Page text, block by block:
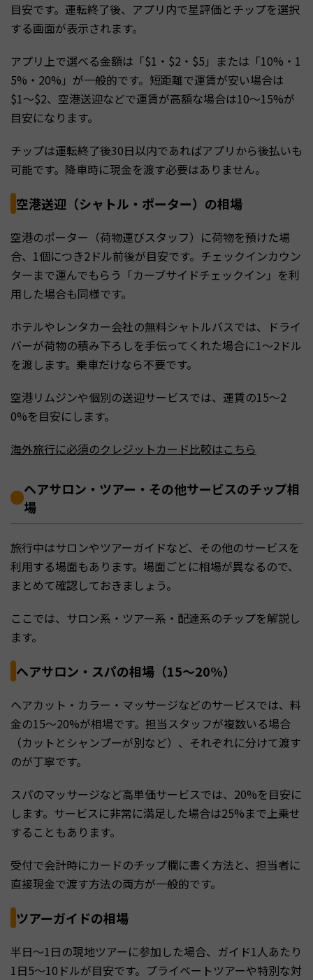
目安です。運転終了後、アプリ内で星評価とチップを選択
する画面が表示されます。
アプリ上で選べる金額は「$1・$2・$5」または「10%・1
5%・20%」が一般的です。短距離で運賃が安い場合は
$1〜$2、空港送迎などで運賃が高額な場合は10〜15%が
目安になります。
チップは運転終了後30日以内であればアプリから後払いも
可能です。降車時に現金を渡す必要はありません。
空港送迎（シャトル・ポーター）の相場
空港のポーター（荷物運びスタッフ）に荷物を預けた場
合、1個につき2ドル前後が目安です。チェックインカウン
ターまで運んでもらう「カーブサイドチェックイン」を利
用した場合も同様です。
ホテルやレンタカー会社の無料シャトルバスでは、ドライ
バーが荷物の積み下ろしを手伝ってくれた場合に1〜2ドル
を渡します。乗車だけなら不要です。
空港リムジンや個別の送迎サービスでは、運賃の15〜2
0%を目安にします。
海外旅行に必須のクレジットカード比較はこちら
ヘアサロン・ツアー・その他サービスのチップ相
場
旅行中はサロンやツアーガイドなど、その他のサービスを
利用する場面もあります。場面ごとに相場が異なるので、
まとめて確認しておきましょう。
ここでは、サロン系・ツアー系・配達系のチップを解説し
ます。
ヘアサロン・スパの相場（15〜20%）
ヘアカット・カラー・マッサージなどのサービスでは、料
金の15〜20%が相場です。担当スタッフが複数いる場合
（カットとシャンプーが別など）、それぞれに分けて渡す
のが丁寧です。
スパのマッサージなど高単価サービスでは、20%を目安に
します。サービスに非常に満足した場合は25%まで上乗せ
することもあります。
受付で会計時にカードのチップ欄に書く方法と、担当者に
直接現金で渡す方法の両方が一般的です。
ツアーガイドの相場
半日〜1日の現地ツアーに参加した場合、ガイド1人あたり
1日5〜10ドルが目安です。プライベートツアーや特別な対